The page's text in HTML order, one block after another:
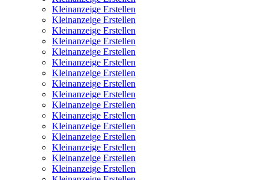
Kleinanzeige Erstellen
Kleinanzeige Erstellen
Kleinanzeige Erstellen
Kleinanzeige Erstellen
Kleinanzeige Erstellen
Kleinanzeige Erstellen
Kleinanzeige Erstellen
Kleinanzeige Erstellen
Kleinanzeige Erstellen
Kleinanzeige Erstellen
Kleinanzeige Erstellen
Kleinanzeige Erstellen
Kleinanzeige Erstellen
Kleinanzeige Erstellen
Kleinanzeige Erstellen
Kleinanzeige Erstellen